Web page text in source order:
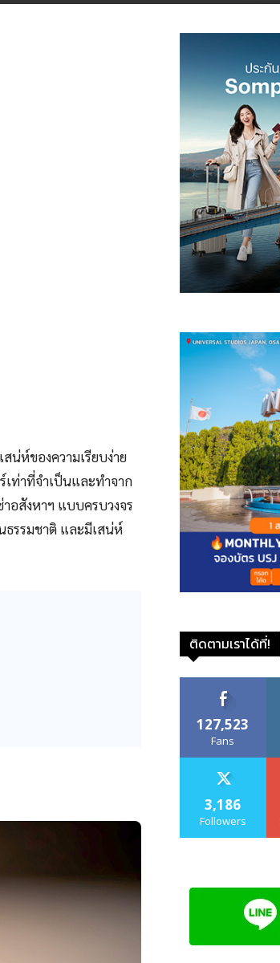
น่ห์ของความเรียบง่าย
เท่าที่จำเป็นและทำจาก
อสังหาฯ แบบครบวงจร
ธรรมชาติ และมีเสน่ห์
ติดตามเราได้ที่!
127,523
Fans
3,186
Followers